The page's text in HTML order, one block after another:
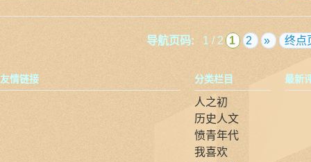
导航页码: 1 / 2 1 2 » 终点
友情链接 分类栏目
人之初
历史人文
愤青年代
我喜欢
最新